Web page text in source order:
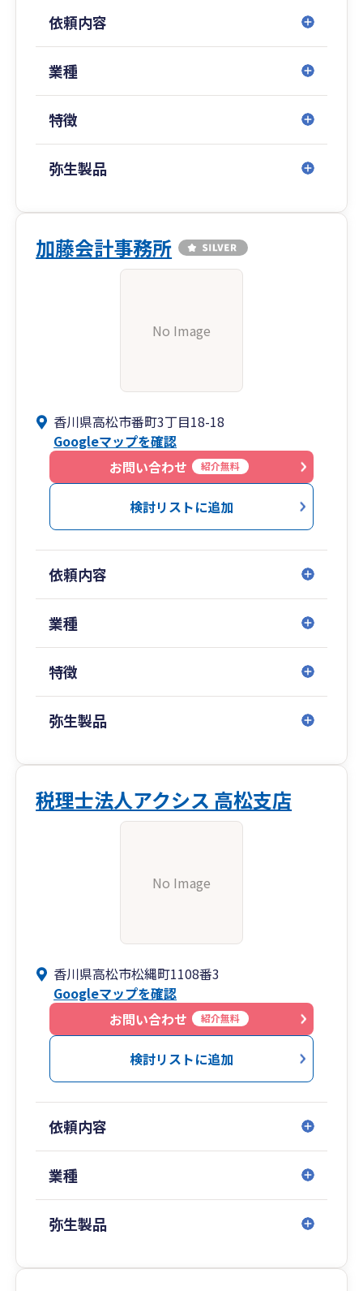
依頼内容
業種
特徴
弥生製品
加藤会計事務所
No Image
香川県高松市番町3丁目18-18
Googleマップを確認
お問い合わせ
紹介無料
検討リストに追加
依頼内容
業種
特徴
弥生製品
税理士法人アクシス 高松支店
No Image
香川県高松市松縄町1108番3
Googleマップを確認
お問い合わせ
紹介無料
検討リストに追加
依頼内容
業種
弥生製品